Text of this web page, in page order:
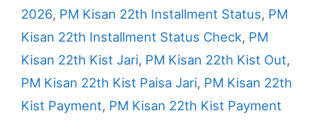
2026, PM Kisan 22th Installment Status, PM
Kisan 22th Installment Status Check, PM
Kisan 22th Kist Jari, PM Kisan 22th Kist Out,
PM Kisan 22th Kist Paisa Jari, PM Kisan 22th
Kist Payment, PM Kisan 22th Kist Payment